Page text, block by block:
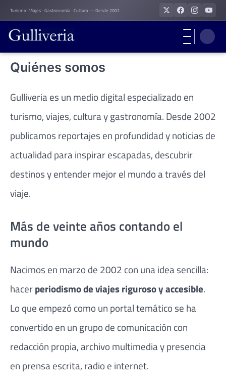
Skip
to
content
Turismo · Viajes · Gastronomía · Cultura — Desde 2002
Quiénes somos
Gulliveria es un medio digital especializado en
turismo, viajes, cultura y gastronomía. Desde 2002
publicamos reportajes en profundidad y noticias de
actualidad para inspirar escapadas, descubrir
destinos y entender mejor el mundo a través del
viaje.
Más de veinte años contando el
mundo
Nacimos en marzo de 2002 con una idea sencilla:
hacerperiodismo de viajes riguroso y accesible.
Lo que empezó como un portal temático se ha
convertido en un grupo de comunicación con
redacción propia, archivo multimedia y presencia
en prensa escrita, radio e internet.